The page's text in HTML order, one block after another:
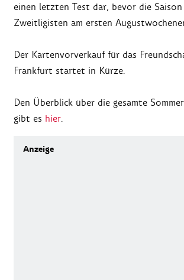
einen letzten Test dar, bevor die Saison
Zweitligisten am ersten
Der Kartenvorverkauf für das
Frankfurt startet in Kürze.
Den Überblick über die gesamte
gibt es hier.